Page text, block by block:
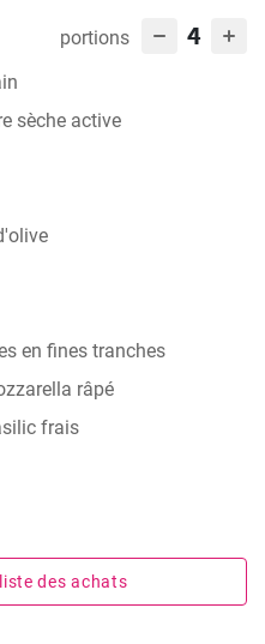
portions 4
sèche active
en fines tranches
râpé
frais
des achats